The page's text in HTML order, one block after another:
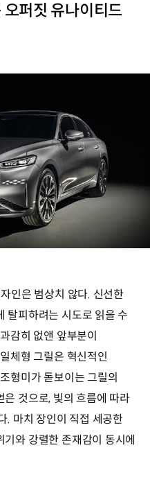
퍼짓 유나이티드
인은 범상치 않다. 신선한
탈피하려는 시도로 읽을 수
감히 없앤 앞부분이
체형 그릴은 혁신적인
형미가 돋보이는 그릴의
것으로, 빛의 흐름에 따라
. 마치 장인이 직접 세공한
와 강렬한 존재감이 동시에